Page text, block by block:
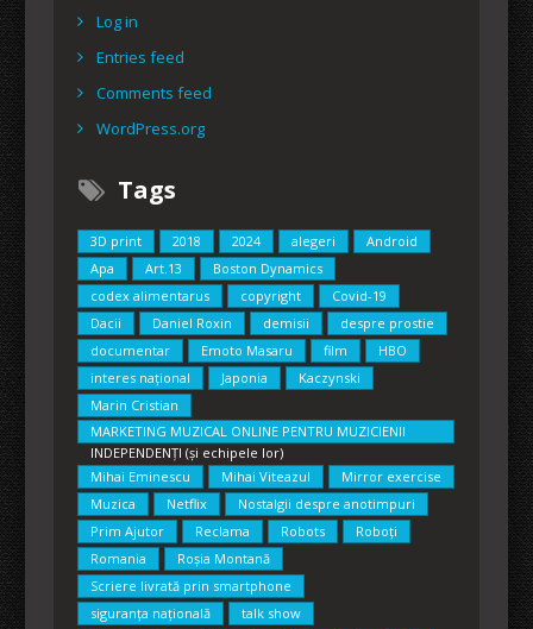
Log in
Entries feed
Comments feed
WordPress.org
Tags
3D print 2018 2024 alegeri
Android
Apa
Art.13
Boston Dynamics
codex alimentarus
copyright
Covid-19
Dacii
Daniel Roxin demisii
despre prostie
documentar
Emoto Masaru film
HBO
interes național
Japonia
Kaczynski
Marin Cristian
MARKETING MUZICAL ONLINE PENTRU MUZICIENII
INDEPENDENȚI (și echipele lor)
Mihai Eminescu
Mihai Viteazul
Mirror exercise
Muzica
Netflix
Nostalgii despre anotimpuri
Prim Ajutor
Reclama Robots
Roboți
Romania
Roșia Montană
Scriere livrată prin smartphone
siguranța națională
talk show